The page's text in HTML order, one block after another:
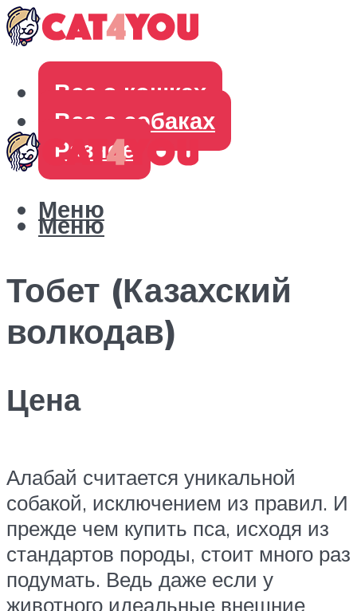
Все о кошках
Все о собаках
Разное
Меню
Меню
Тобет (Казахский
волкодав)
Цена
Алабай считается уникальной
собакой, исключением из правил. И
прежде чем купить пса, исходя из
стандартов породы, стоит много раз
подумать. Ведь даже если у
животного идеальные внешние